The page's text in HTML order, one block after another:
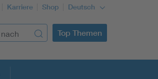
Karriere Shop Deutsch
Top Themen